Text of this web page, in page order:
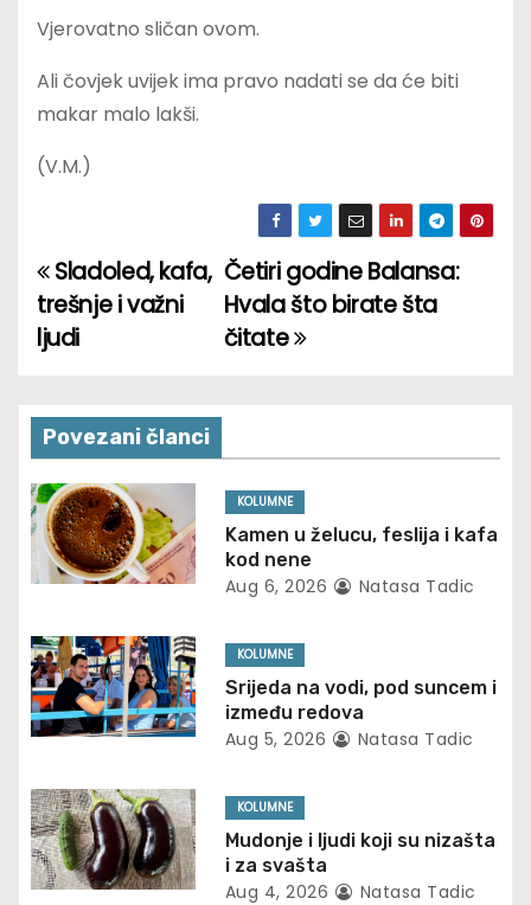
Vjerovatno sličan ovom.
Ali čovjek uvijek ima pravo nadati se da će biti
makar malo lakši.
(V.M.)
P
o
t
n
a
v
i
g
a
t
i
o
Četiri godine Balansa:
Hvala što birate šta
čitate
Sladoled, kafa,
trešnje i važni
ljudi
Povezani članci
KOLUMNE
Kamen u želucu, feslija i kafa
kod nene
Aug 6, 2026 Natasa Tadic
KOLUMNE
Srijeda na vodi, pod suncem i
između redova
Aug 5, 2026 Natasa Tadic
KOLUMNE
Mudonje i ljudi koji su nizašta
i za svašta
Aug 4, 2026 Natasa Tadic